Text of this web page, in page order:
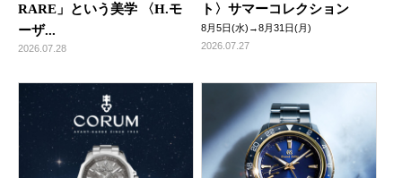
RARE」という美学 〈H.モ
ーザ...
2026.07.28
ト〉サマーコレクション
8月5日(水)→8月31日(月)
2026.07.27